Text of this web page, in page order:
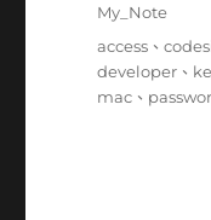
日
期:
分
My_Note
標
籤
access 、
developer 、
mac 、